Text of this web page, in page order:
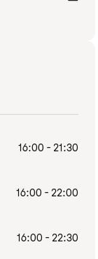
16:00 - 21:30
16:00 - 22:00
16:00 - 22:30